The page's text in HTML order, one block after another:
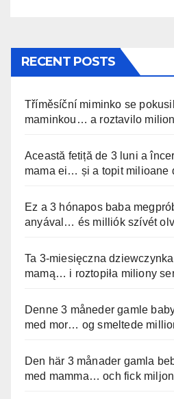
RECENT POSTS
Tříměsíční miminko se
maminkou… a roztavilo
Această fetiță de 3 luni a
mama ei… și a topit milioane
Ez a 3 hónapos baba
anyával… és milliók szívét
Ta 3-miesięczna
mamą… i roztopiła miliony
Denne 3 måneder gamle
med mor… og smeltede
Den här 3 månader gamla
med mamma… och fick